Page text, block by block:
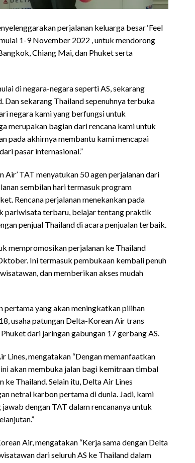
perjalanan keluarga besar ‘Feel
1-9 November 2022 , untuk mendorong
Chiang Mai, dan Phuket serta
di negara-negara seperti AS, sekarang
sekarang Thailand sepenuhnya terbuka
negara kami yang berfungsi untuk
merupakan bagian dari rencana kami untuk
pada akhirnya membantu kami mencapai
pasar internasional.”
Air’ TAT menyatukan 50 agen perjalanan dari
sembilan hari termasuk program
Rencana perjalanan menekankan pada
pariwisata terbaru, belajar tentang praktik
penjual Thailand di acara penjualan terbaik.
mempromosikan perjalanan ke Thailand
Ini termasuk pembukaan kembali penuh
dan memberikan akses mudah
pertama yang akan meningkatkan pilihan
usaha patungan Delta-Korean Air trans
dari jaringan gabungan 17 gerbang AS.
Lines, mengatakan “Dengan memanfaatkan
akan membuka jalan bagi kemitraan timbal
Thailand. Selain itu, Delta Air Lines
netral karbon pertama di dunia. Jadi, kami
dengan TAT dalam rencananya untuk
Air, mengatakan “Kerja sama dengan Delta
dari seluruh AS ke Thailand dalam